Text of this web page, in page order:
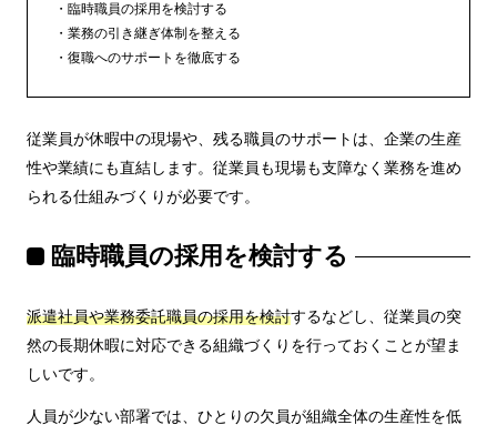
臨時職員の採用を検討する
業務の引き継ぎ体制を整える
復職へのサポートを徹底する
従業員が休暇中の現場や、残る職員のサポートは、企業の生産
性や業績にも直結します。従業員も現場も支障なく業務を進め
られる仕組みづくりが必要です。
臨時職員の採用を検討する
派遣社員や業務委託職員の採用を検討するなどし、従業員の突
然の長期休暇に対応できる組織づくりを行っておくことが望ま
しいです。
人員が少ない部署では、ひとりの欠員が組織全体の生産性を低